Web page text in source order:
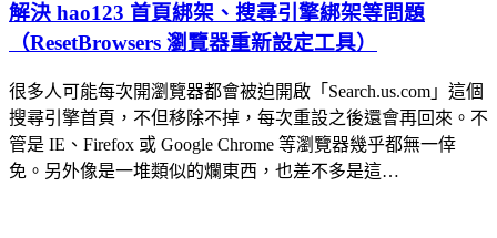
解決 hao123 首頁綁架、搜尋引擎綁架等問題
（ResetBrowsers 瀏覽器重新設定工具）
很多人可能每次開瀏覽器都會被迫開啟「Search.us.com」這個
搜尋引擎首頁，不但移除不掉，每次重設之後還會再回來。不
管是 IE、Firefox 或 Google Chrome 等瀏覽器幾乎都無一倖
免。另外像是一堆類似的爛東西，也差不多是這…